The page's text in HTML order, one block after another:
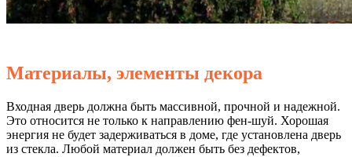
Материалы, элементы декора
Входная дверь должна быть массивной, прочной и надежной.
Это относится не только к направлению фен-шуй. Хорошая
энергия не будет задерживаться в доме, где установлена дверь
из стекла. Любой материал должен быть без дефектов,